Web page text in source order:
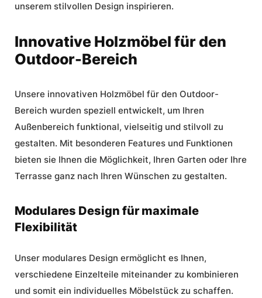
unserem stilvollen Design inspirieren.
Innovative Holzmöbel für den
Outdoor-Bereich
Unsere innovativen Holzmöbel für den Outdoor-
Bereich wurden speziell entwickelt, um Ihren
Außenbereich funktional, vielseitig und stilvoll zu
gestalten. Mit besonderen Features und Funktionen
bieten sie Ihnen die Möglichkeit, Ihren Garten oder Ihre
Terrasse ganz nach Ihren Wünschen zu gestalten.
Modulares Design für maximale
Flexibilität
Unser modulares Design ermöglicht es Ihnen,
verschiedene Einzelteile miteinander zu kombinieren
und somit ein individuelles Möbelstück zu schaffen.